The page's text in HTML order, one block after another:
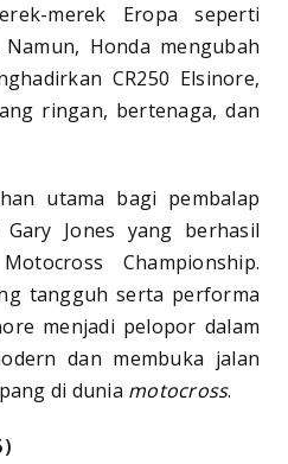
merek Eropa seperti
Honda mengubah
CR250 Elsinore,
ringan, bertenaga, dan
utama bagi pembalap
Jones yang berhasil
Championship.
tangguh serta performa
menjadi pelopor dalam
dan membuka jalan
di dunia motocross.